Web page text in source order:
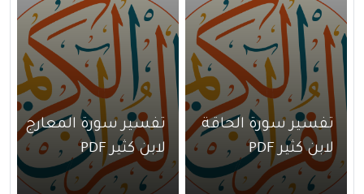
تفسير سورة الحاقة
لابن كثير PDF
تفسير سورة المعارج
لابن كثير PDF